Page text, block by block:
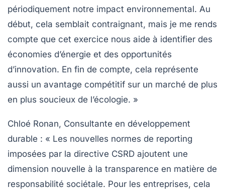
périodiquement notre impact environnemental. Au
début, cela semblait contraignant, mais je me rends
compte que cet exercice nous aide à identifier des
économies d’énergie et des opportunités
d’innovation. En fin de compte, cela représente
aussi un avantage compétitif sur un marché de plus
en plus soucieux de l’écologie. »
Chloé Ronan, Consultante en développement
durable : « Les nouvelles normes de reporting
imposées par la directive CSRD ajoutent une
dimension nouvelle à la transparence en matière de
responsabilité sociétale. Pour les entreprises, cela